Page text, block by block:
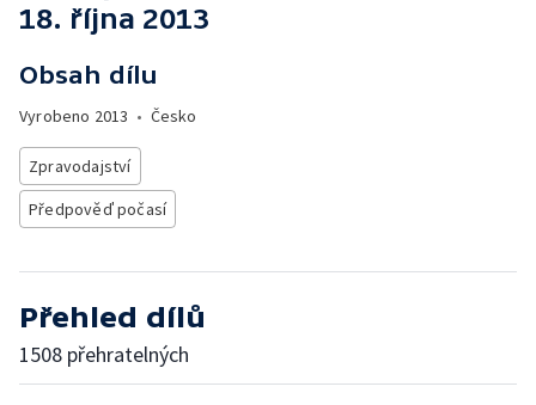
18. října 2013
Obsah dílu
Vyrobeno 2013 • Česko
Zpravodajství
Předpověď počasí
Přehled dílů
1508 přehratelných